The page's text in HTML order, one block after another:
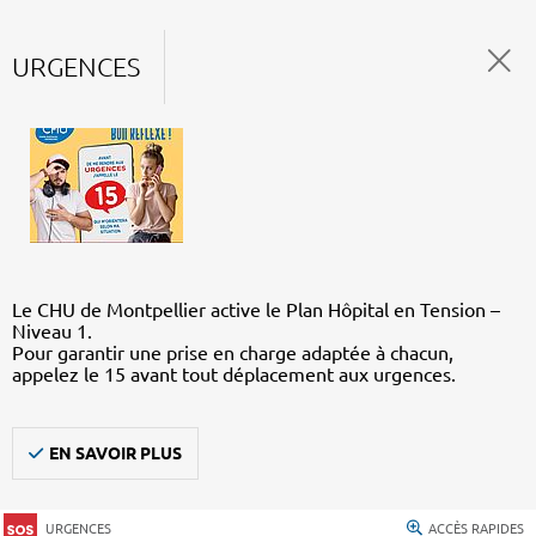
URGENCES
Le CHU de Montpellier active le Plan Hôpital en Tension –
Niveau 1.
Pour garantir une prise en charge adaptée à chacun,
appelez le 15 avant tout déplacement aux urgences.
EN SAVOIR PLUS
URGENCES ACCÈS RAPIDES